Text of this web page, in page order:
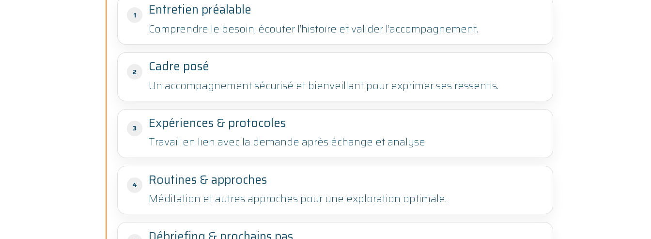
1 Entretien préalable
Comprendre le besoin, écouter l’histoire et valider l’accompagnement.
2 Cadre posé
Un accompagnement sécurisé et bienveillant pour exprimer ses ressentis.
3 Expériences & protocoles
Travail en lien avec la demande après échange et analyse.
4 Routines & approches
Méditation et autres approches pour une exploration optimale.